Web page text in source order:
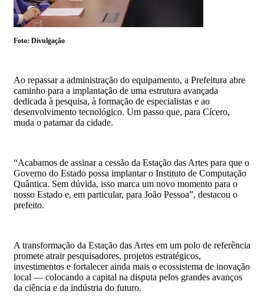
Foto: Divulgação
Ao repassar a administração do equipamento, a Prefeitura abre
caminho para a implantação de uma estrutura avançada
dedicada à pesquisa, à formação de especialistas e ao
desenvolvimento tecnológico. Um passo que, para Cícero,
muda o patamar da cidade.
“Acabamos de assinar a cessão da Estação das Artes para que o
Governo do Estado possa implantar o Instituto de Computação
Quântica. Sem dúvida, isso marca um novo momento para o
nosso Estado e, em particular, para João Pessoa”, destacou o
prefeito.
A transformação da Estação das Artes em um polo de referência
promete atrair pesquisadores, projetos estratégicos,
investimentos e fortalecer ainda mais o ecossistema de inovação
local — colocando a capital na disputa pelos grandes avanços
da ciência e da indústria do futuro.